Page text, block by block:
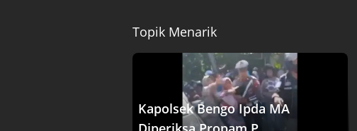
Topik Menarik
Kapolsek Bengo Ipda MA